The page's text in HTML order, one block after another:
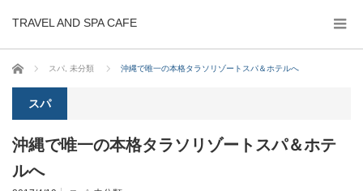
TRAVEL AND SPA CAFE
ホーム スパ 未分類 沖縄で唯一の本格タラソリゾートスパ＆ホテルへ
スパ
沖縄で唯一の本格タラソリゾートスパ＆ホテ
ルへ